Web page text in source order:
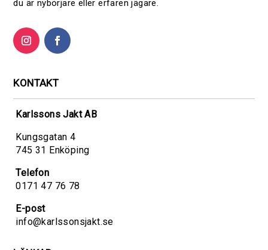
du är nybörjare eller erfaren jägare.
KONTAKT
Karlssons Jakt AB
Kungsgatan 4
745 31 Enköping
Telefon
0171 47 76 78
E-post
info@karlssonsjakt.se